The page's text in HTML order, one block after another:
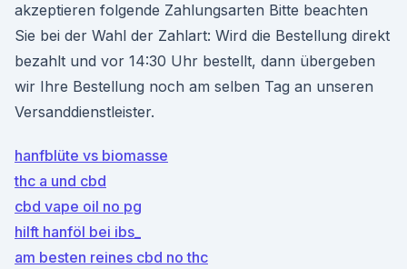
akzeptieren folgende Zahlungsarten Bitte beachten
Sie bei der Wahl der Zahlart: Wird die Bestellung direkt
bezahlt und vor 14:30 Uhr bestellt, dann übergeben
wir Ihre Bestellung noch am selben Tag an unseren
Versanddienstleister.
hanfblüte vs biomasse
thc a und cbd
cbd vape oil no pg
hilft hanföl bei ibs_
am besten reines cbd no thc